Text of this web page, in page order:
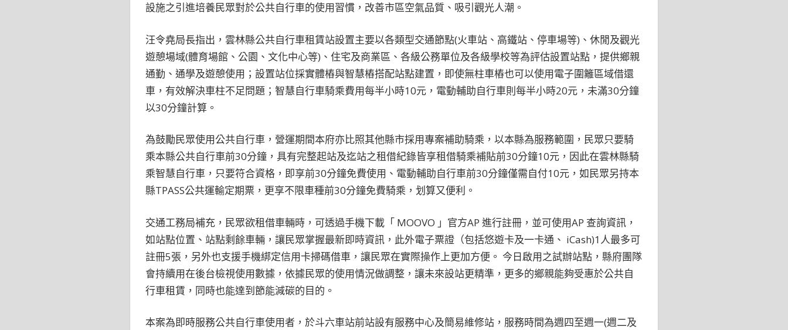
設施之引進培養民眾對於公共自行車的使用習慣，改善市區空氣品質、吸引觀光人潮。
汪令堯局長指出，雲林縣公共自行車租賃站設置主要以各類型交通節點(火車站、高鐵站、停車場等)、休閒及觀光
遊憩場域(體育場館、公園、文化中心等)、住宅及商業區、各級公務單位及各級學校等為評估設置站點，提供鄉親
通勤、通學及遊憩使用；設置站位採實體樁與智慧樁搭配站點建置，即使無柱車樁也可以使用電子圍籬區域借還
車，有效解決車柱不足問題；智慧自行車騎乘費用每半小時10元，電動輔助自行車則每半小時20元，未滿30分鐘
以30分鐘計算。
為鼓勵民眾使用公共自行車，營運期間本府亦比照其他縣市採用專案補助騎乘，以本縣為服務範圍，民眾只要騎
乘本縣公共自行車前30分鐘，具有完整起站及迄站之租借紀錄皆享租借騎乘補貼前30分鐘10元，因此在雲林縣騎
乘智慧自行車，只要符合資格，即享前30分鐘免費使用、電動輔助自行車前30分鐘僅需自付10元，如民眾另持本
縣TPASS公共運輸定期票，更享不限車種前30分鐘免費騎乘，划算又便利。
交通工務局補充，民眾欲租借車輛時，可透過手機下載「 MOOVO 」官方AP 進行註冊，並可使用AP 查詢資訊，
如站點位置、站點剩餘車輛，讓民眾掌握最新即時資訊，此外電子票證（包括悠遊卡及一卡通、 iCash)1人最多可
註冊5張，另外也支援手機綁定信用卡掃碼借車，讓民眾在實際操作上更加方便。 今日啟用之試辦站點，縣府團隊
會持續用在後台檢視使用數據，依據民眾的使用情況做調整，讓未來設站更精準，更多的鄉親能夠受惠於公共自
行車租賃，同時也能達到節能減碳的目的。
本案為即時服務公共自行車使用者，於斗六車站前站設有服務中心及簡易維修站，服務時間為週四至週一(週二及